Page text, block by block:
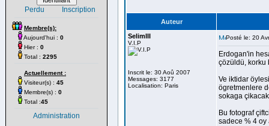
Perdu Inscription
Membre(s):
Aujourd'hui : 0
Hier : 0
Total : 2295
Actuellement :
Visiteur(s) : 45
Membre(s) : 0
Total :45
Administration
Auteur
SelimIII
V.I.P
Inscrit le: 30 Aoû 2007
Messages: 3177
Localisation: Paris
Posté le: 20
Erdogan'in
çözüldü, korku
Ve iktidar
ögretmenlere
sokaga
Bu fotograf
sadece % 4